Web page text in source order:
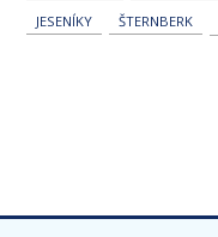
JESENÍKY ŠTERNBERK